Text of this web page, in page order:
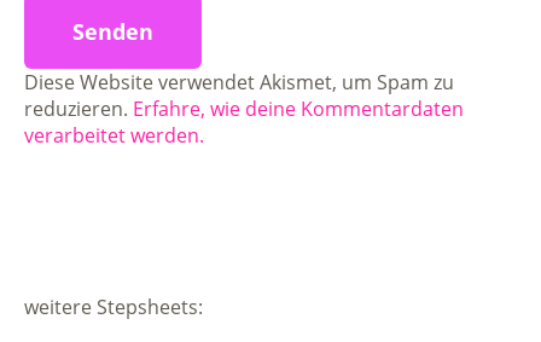
Diese Website verwendet Akismet, um Spam zu
reduzieren. Erfahre, wie deine Kommentardaten
verarbeitet werden.
weitere Stepsheets: